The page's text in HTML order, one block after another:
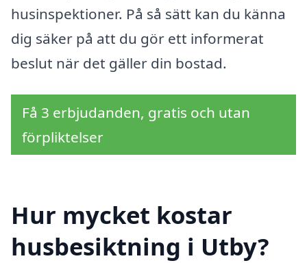
husinspektioner. På så sätt kan du känna
dig säker på att du gör ett informerat
beslut när det gäller din bostad.
Få 3 erbjudanden, gratis och utan
förpliktelser
Hur mycket kostar
husbesiktning i Utby?